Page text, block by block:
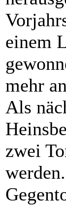
einem
mehr
Als
zwei